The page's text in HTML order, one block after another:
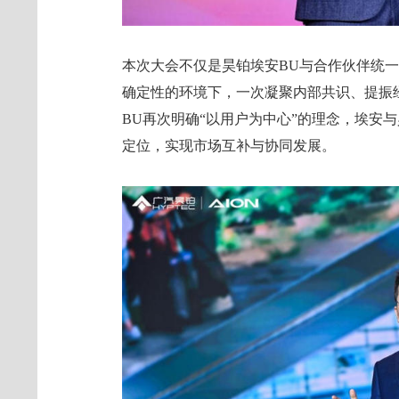
本次大会不仅是昊铂埃安BU与合作伙伴统
确定性的环境下，一次凝聚内部共识、提
BU再次明确“以用户为中心”的理念，埃安
定位，实现市场互补与协同发展。